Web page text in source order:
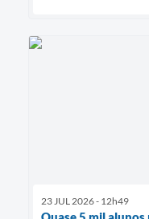
23 JUL 2026 - 12h49